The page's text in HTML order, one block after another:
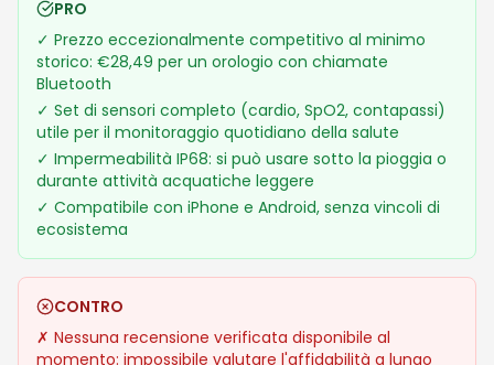
Il prezzo attuale di €28,49 rappresenta il minimo storico
registrato per questo prodotto, con uno sconto dell'80%
rispetto al prezzo di listino di €139,99. Si tratta di
un'opportunità decisamente fuori dalla norma per uno
smartwatch con queste funzionalità, e difficilmente il
prezzo tornerà così basso in tempi brevi.
Potrebbe interessarti anche